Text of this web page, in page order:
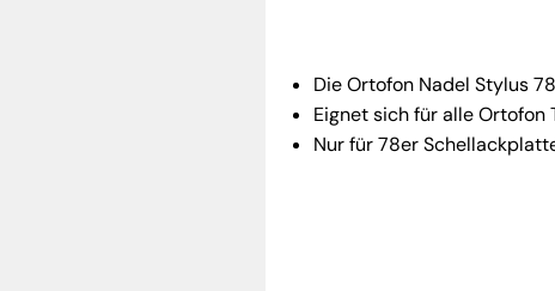
Die Ortofon Nadel Stylus
Eignet sich für alle Ortofon
Nur für 78er